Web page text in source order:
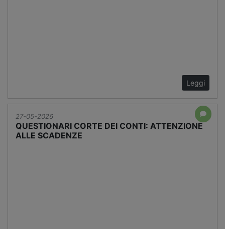
Leggi
27-05-2026
QUESTIONARI CORTE DEI CONTI: ATTENZIONE
ALLE SCADENZE